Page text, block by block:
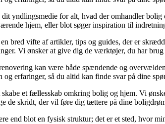
yndlingsmedie for alt, hvad der omhandler bolig
hjem, eller blot søger inspiration til
bred vifte af artikler, tips og guides, der er
Vi ønsker at give dig de værktøjer, du har
kan være både spændende og
og erfaringer, så du altid kan finde svar på dine
et fællesskab omkring bolig og hjem. Vi
de skridt, der vil føre dig tættere på dine
end blot en fysisk struktur; det er et sted, hvor